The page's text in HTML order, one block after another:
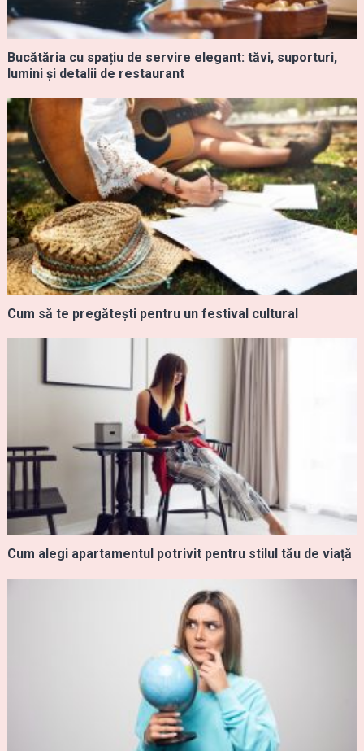
Bucătăria cu spațiu de servire elegant: tăvi, suporturi,
lumini și detalii de restaurant
Cum să te pregătești pentru un festival cultural
Cum alegi apartamentul potrivit pentru stilul tău de viață